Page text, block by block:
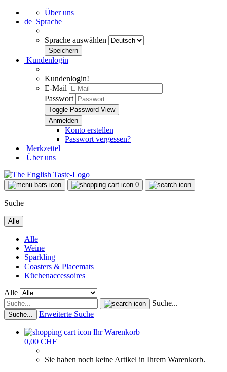
Über uns
de Sprache
Sprache auswählen
Kundenlogin
Kundenlogin!
E-Mail
Passwort
Toggle Password View
Konto erstellen
Passwort vergessen?
Merkzettel
Über uns
0
Suche
Alle
Alle
Weine
Sparkling
Coasters & Placemats
Küchenaccessoires
Alle
Suche...
Suche... Erweiterte Suche
Ihr Warenkorb
0,00 CHF
Sie haben noch keine Artikel in Ihrem Warenkorb.